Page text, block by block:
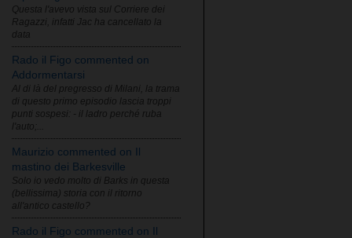
Questa l'avevo vista sul Corriere dei
Ragazzi, infatti Jac ha cancellato la
data
Rado il Figo commented on
Addormentarsi
Al di là del pregresso di Milani, la trama
di questo primo episodio lascia troppi
punti sospesi: - il ladro perché ruba
l'auto;...
Maurizio commented on Il
mastino dei Barkesville
Solo io vedo molto di Barks in questa
(bellissima) storia con il ritorno
all'antico castello?
Rado il Figo commented on Il